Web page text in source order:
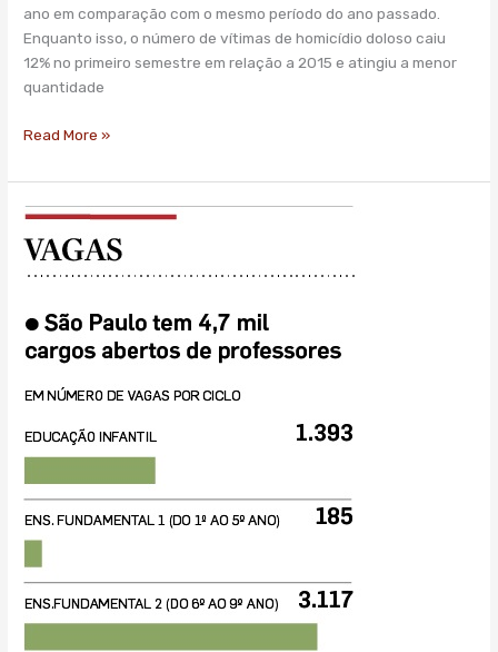
ano em comparação com o mesmo período do ano passado.
Enquanto isso, o número de vítimas de homicídio doloso caiu
12% no primeiro semestre em relação a 2015 e atingiu a menor
quantidade
ano
Read More »
Déficit
de
professores
na
Haddad
e
a
4,7
mil